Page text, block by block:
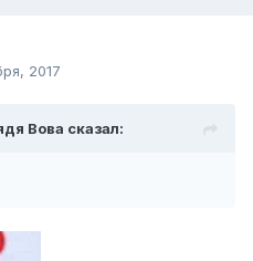
2017
Вова сказал: